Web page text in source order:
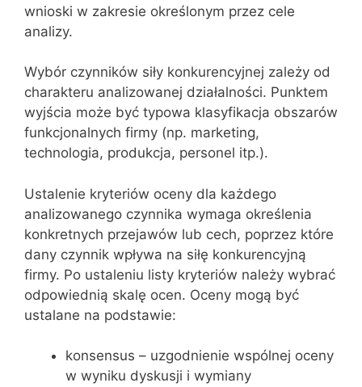
wnioski w zakresie określonym przez cele
analizy.
Wybór czynników siły konkurencyjnej zależy od
charakteru analizowanej działalności. Punktem
wyjścia może być typowa klasyfikacja obszarów
funkcjonalnych firmy (np. marketing,
technologia, produkcja, personel itp.).
Ustalenie kryteriów oceny dla każdego
analizowanego czynnika wymaga określenia
konkretnych przejawów lub cech, poprzez które
dany czynnik wpływa na siłę konkurencyjną
firmy. Po ustaleniu listy kryteriów należy wybrać
odpowiednią skalę ocen. Oceny mogą być
ustalane na podstawie:
konsensus – uzgodnienie wspólnej oceny
w wyniku dyskusji i wymiany